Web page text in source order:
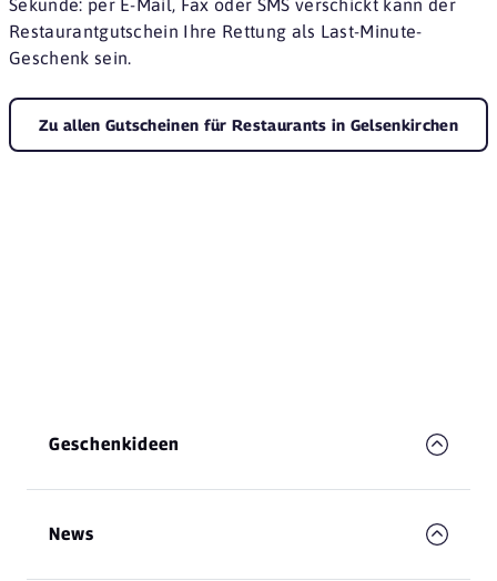
Sekunde: per E-Mail, Fax oder SMS verschickt kann der
Restaurantgutschein Ihre Rettung als Last-Minute-
Geschenk sein.
Zu allen Gutscheinen für Restaurants in Gelsenkirchen
Geschenkideen
News